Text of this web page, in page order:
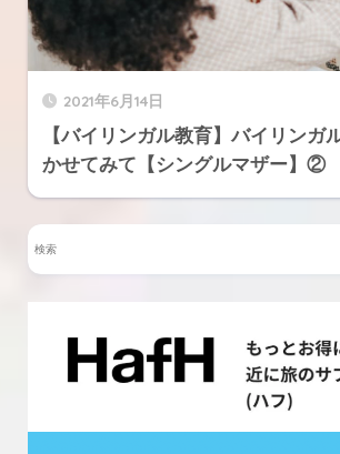
2021年6月14日
【バイリンガル教育】バイリンガ
かせてみて【シングルマザー】②